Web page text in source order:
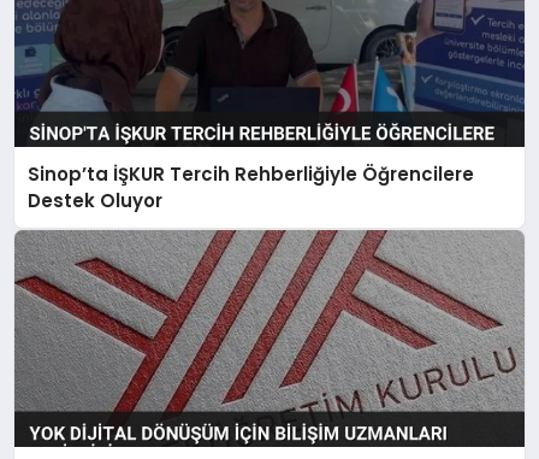
Sinop’ta İŞKUR Tercih Rehberliğiyle Öğrencilere
Destek Oluyor